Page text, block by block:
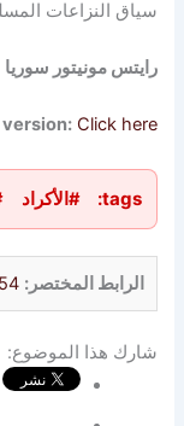
النزاعات المسلحة.
مونيتور سوريا
version: Click
#الأكراد #الرقة
المختصر:
هذا الموضوع: